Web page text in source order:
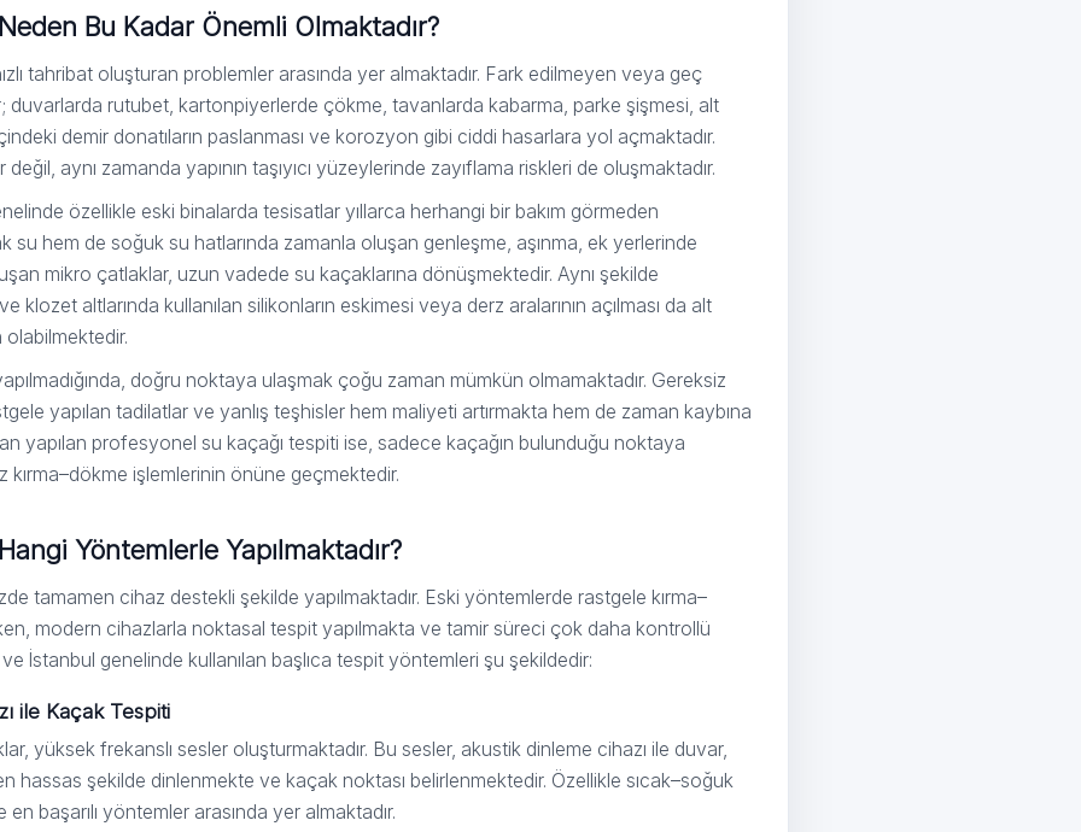
Bu Kadar Önemli Olmaktadır?
tahribat oluşturan problemler arasında yer almaktadır. Fark edilmeyen veya geç
duvarlarda rutubet, kartonpiyerlerde çökme, tavanlarda kabarma, parke şişmesi, alt
demir donatıların paslanması ve korozyon gibi ciddi hasarlara yol açmaktadır.
aynı zamanda yapının taşıyıcı yüzeylerinde zayıflama riskleri de oluşmaktadır.
özellikle eski binalarda tesisatlar yıllarca herhangi bir bakım görmeden
su hem de soğuk su hatlarında zamanla oluşan genleşme, aşınma, ek yerlerinde
mikro çatlaklar, uzun vadede su kaçaklarına dönüşmektedir. Aynı şekilde
klozet altlarında kullanılan silikonların eskimesi veya derz aralarının açılması da alt
doğru noktaya ulaşmak çoğu zaman mümkün olmamaktadır. Gereksiz
yapılan tadilatlar ve yanlış teşhisler hem maliyeti artırmakta hem de zaman kaybına
yapılan profesyonel su kaçağı tespiti ise, sadece kaçağın bulunduğu noktaya
işlemlerinin önüne geçmektedir.
Yöntemlerle Yapılmaktadır?
tamamen cihaz destekli şekilde yapılmaktadır. Eski yöntemlerde rastgele kırma–
modern cihazlarla noktasal tespit yapılmakta ve tamir süreci çok daha kontrollü
İstanbul genelinde kullanılan başlıca tespit yöntemleri şu şekildedir:
ile Kaçak Tespiti
yüksek frekanslı sesler oluşturmaktadır. Bu sesler, akustik dinleme cihazı ile duvar,
hassas şekilde dinlenmekte ve kaçak noktası belirlenmektedir. Özellikle sıcak–soğuk
en başarılı yöntemler arasında yer almaktadır.